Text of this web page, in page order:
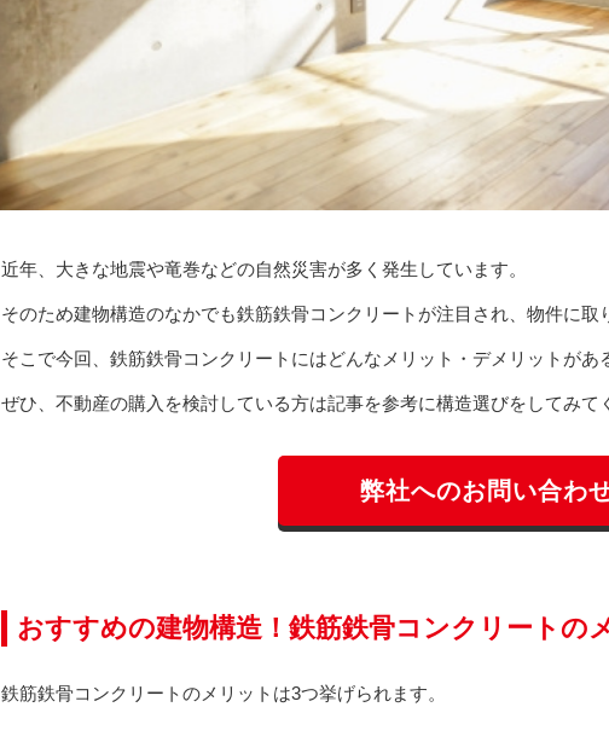
近年、大きな地震や竜巻などの自然災害が多く発生しています。
そのため建物構造のなかでも鉄筋鉄骨コンクリートが注目され、物件に取
そこで今回、鉄筋鉄骨コンクリートにはどんなメリット・デメリットがあ
ぜひ、不動産の購入を検討している方は記事を参考に構造選びをしてみて
弊社へのお問い合わ
おすすめの建物構造！鉄筋鉄骨コンクリートの
鉄筋鉄骨コンクリートのメリットは3つ挙げられます。